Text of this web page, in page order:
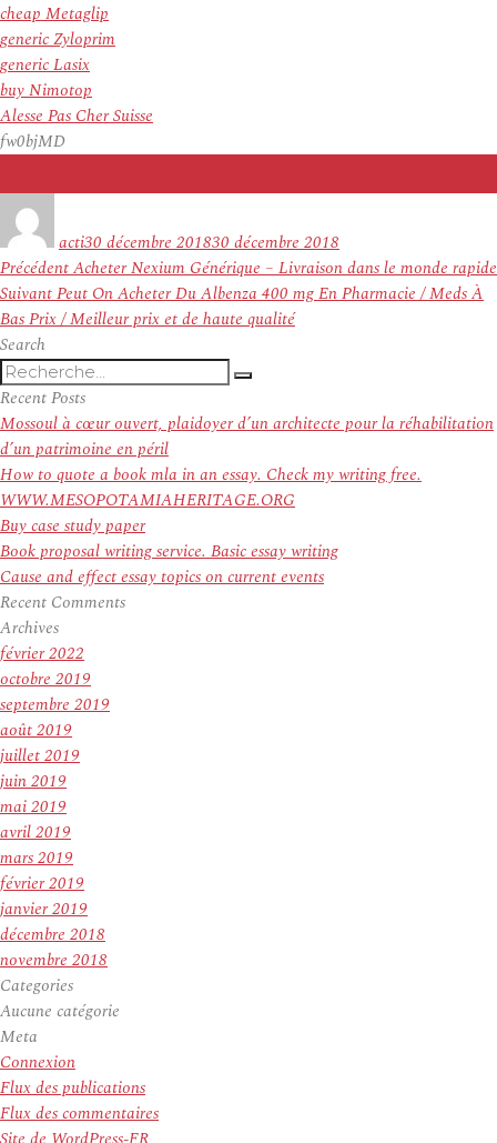
cheap Metaglip
generic Zyloprim
generic Lasix
buy Nimotop
Alesse Pas Cher Suisse
fw0bjMD
actile
30 décembre 201830 décembre 2018
Navigation
de
l’article
PrécédentArticle
précédent :
Acheter Nexium Générique – Livraison dans le monde rapide
SuivantArticle
suivant :
Peut On Acheter Du Albenza 400 mg En Pharmacie / Meds À
Bas Prix / Meilleur prix et de haute qualité
Search
Recherche
pour
:
Recherche
Recent Posts
Mossoul à cœur ouvert, plaidoyer d’un architecte pour la réhabilitation
d’un patrimoine en péril
How to quote a book mla in an essay. Check my writing free.
WWW.MESOPOTAMIAHERITAGE.ORG
Buy case study paper
Book proposal writing service. Basic essay writing
Cause and effect essay topics on current events
Recent Comments
Archives
février 2022
octobre 2019
septembre 2019
août 2019
juillet 2019
juin 2019
mai 2019
avril 2019
mars 2019
février 2019
janvier 2019
décembre 2018
novembre 2018
Categories
Aucune catégorie
Meta
Connexion
Flux des publications
Flux des commentaires